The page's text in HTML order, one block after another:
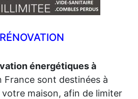
énergétiques à
France sont destinées à
maison, afin de limiter